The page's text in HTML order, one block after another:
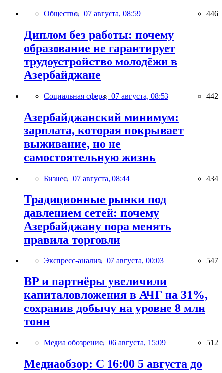
Общество, 07 августа, 08:59 446
Диплом без работы: почему
образование не гарантирует
трудоустройство молодёжи в
Азербайджане
Социальная сфера, 07 августа, 08:53 442
Азербайджанский минимум:
зарплата, которая покрывает
выживание, но не
самостоятельную жизнь
Бизнес, 07 августа, 08:44 434
Традиционные рынки под
давлением сетей: почему
Азербайджану пора менять
правила торговли
Экспресс-анализ, 07 августа, 00:03 547
BP и партнёры увеличили
капиталовложения в АЧГ на 31%,
сохранив добычу на уровне 8 млн
тонн
Медиа обозрение, 06 августа, 15:09 512
Медиаобзор: С 16:00 5 августа до